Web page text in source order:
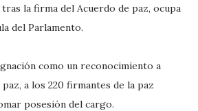
la firma del Acuerdo de paz, ocupa
del Parlamento.
como un reconocimiento a
a los 220 firmantes de la paz
posesión del cargo.